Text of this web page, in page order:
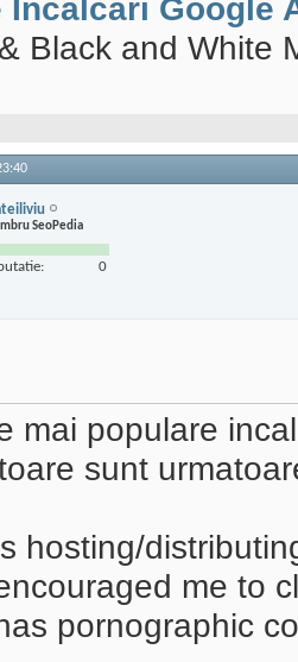
Incalcari Google
Black and White
SeoPedia
0
mai populare
sunt
hosting/
me to
pornographic